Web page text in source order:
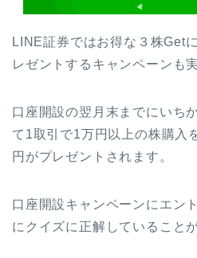
LINE証券ではお得な３株Get
レゼントするキャンペーンも
口座開設の翌月末までにいち
て1取引で1万円以上の株購入
円がプレゼントされます。
口座開設キャンペーンにエン
にクイズに正解していること